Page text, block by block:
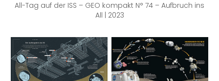
All-Tag auf der ISS – GEO kompakt N° 74 – Aufbruch ins
All | 2023